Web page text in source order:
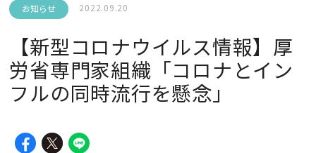
2022.09.20
お知らせ
【新型コロナウイルス情報】厚
労省専門家組織「コロナとイン
フルの同時流行を懸念」